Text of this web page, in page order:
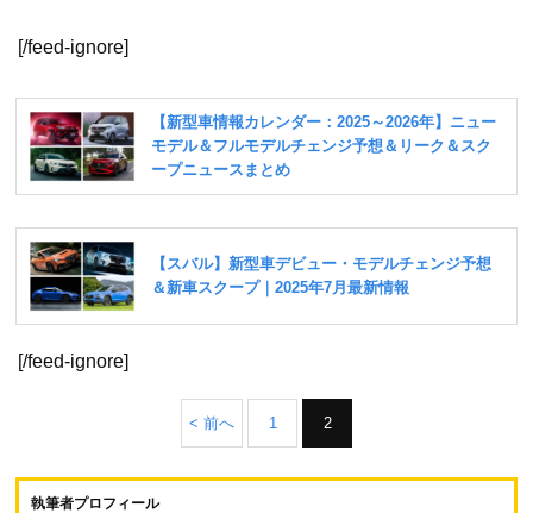
[/feed-ignore]
[/feed-ignore]
< 前へ 1 2
執筆者プロフィール